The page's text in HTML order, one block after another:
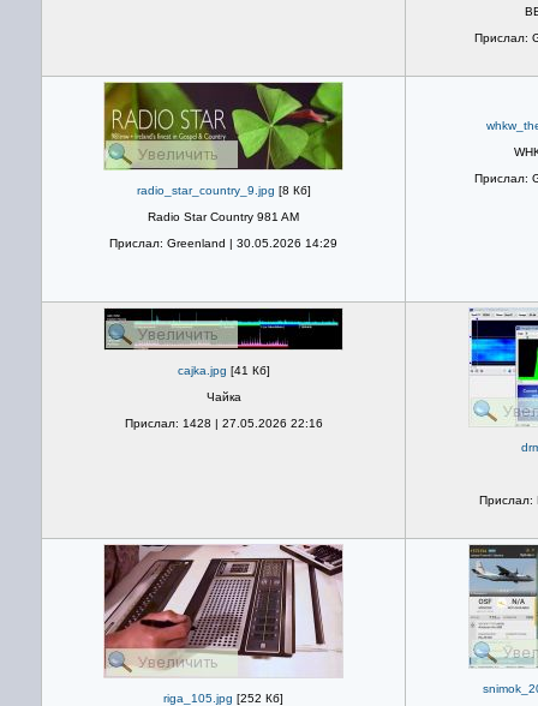
Прислал:
radio_star_country_9.jpg [8 Кб]
Radio Star Country 981 AM
Прислал: Greenland | 30.05.2026 14:29
Прислал:
cajka.jpg [41 Кб]
Чайка
Прислал: 1428 | 27.05.2026 22:16
Прислал:
riga_105.jpg [252 Кб]